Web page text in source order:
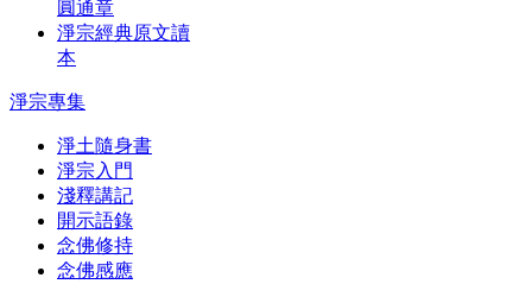
圓通章
淨宗經典原文讀
本
淨宗專集
淨土隨身書
淨宗入門
淺釋講記
開示語錄
念佛修持
念佛感應